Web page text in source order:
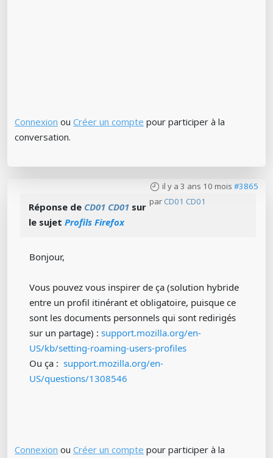
Connexion ou Créer un compte pour participer à la
conversation.
il y a 3 ans 10 mois #3865
par CD01 CD01
Réponse de CD01 CD01 sur
le sujet Profils Firefox
Bonjour,
Vous pouvez vous inspirer de ça (solution hybride
entre un profil itinérant et obligatoire, puisque ce
sont les documents personnels qui sont redirigés
sur un partage) : support.mozilla.org/en-
US/kb/setting-roaming-users-profiles
Ou ça : support.mozilla.org/en-
US/questions/1308546
Connexion ou Créer un compte pour participer à la